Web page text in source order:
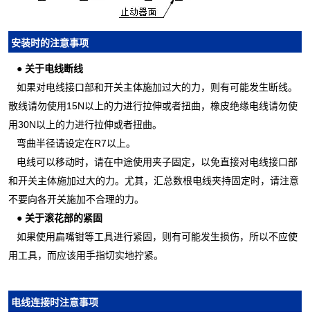
安装时的注意事项
● 关于电线断线
如果对电线接口部和开关主体施加过大的力，则有可能发生断线。
散线请勿使用15N以上的力进行拉伸或者扭曲，橡皮绝缘电线请勿使
用30N以上的力进行拉伸或者扭曲。
弯曲半径请设定在R7以上。
电线可以移动时，请在中途使用夹子固定，以免直接对电线接口部
和开关主体施加过大的力。尤其，汇总数根电线夹持固定时，请注意
不要向各开关施加不合理的力。
● 关于滚花部的紧固
如果使用扁嘴钳等工具进行紧固，则有可能发生损伤，所以不应使
用工具，而应该用手指切实地拧紧。
电线连接时注意事项